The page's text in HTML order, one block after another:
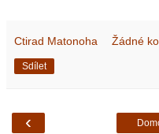
Ctirad Matonoha Žádné
Sdílet
‹